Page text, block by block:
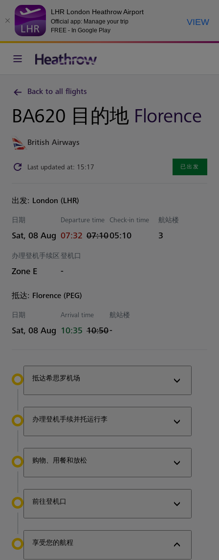
LHR London Heathrow Airport
Official app: Manage your trip
FREE - In Google Play
VIEW
Back to all flights
BA620 目的地 Florence
British Airways
Last updated at: 15:17 已出发
出发: London (LHR)
日期
Sat, 08 Aug
Departure time
actual 时间
07:32
Estimated 时间
07:10
Check-in time
05:10
航站楼
3
办理登机手续区
Zone E
登机口
-
抵达: Florence (PEG)
日期
Sat, 08 Aug
Arrival time
actual 时间
10:35
Estimated 时间
10:50
航站楼
-
抵达希思罗机场
办理登机手续并托运行李
购物、用餐和放松
前往登机口
享受您的航程